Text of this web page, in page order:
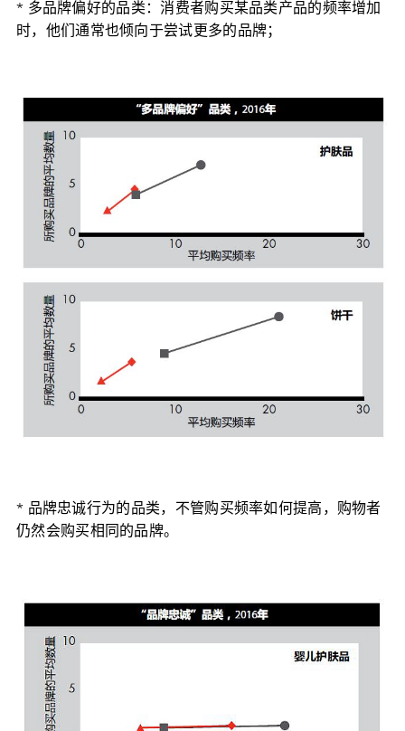
* 多品牌偏好的品类：消费者购买某品类产品的频率增加
时，他们通常也倾向于尝试更多的品牌；
* 品牌忠诚行为的品类，不管购买频率如何提高，购物者
仍然会购买相同的品牌。